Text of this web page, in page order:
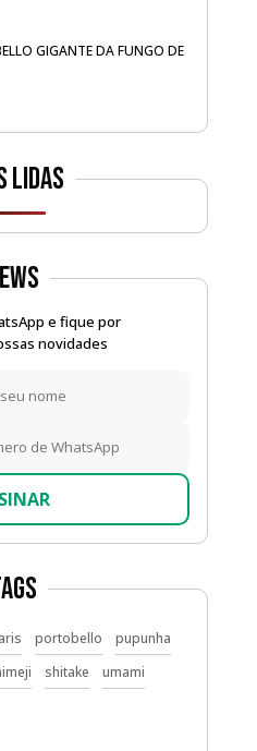
GIGANTE DA FUNGO DE
lidas
e fique por
novidades
portobello
pupunha
shitake umami